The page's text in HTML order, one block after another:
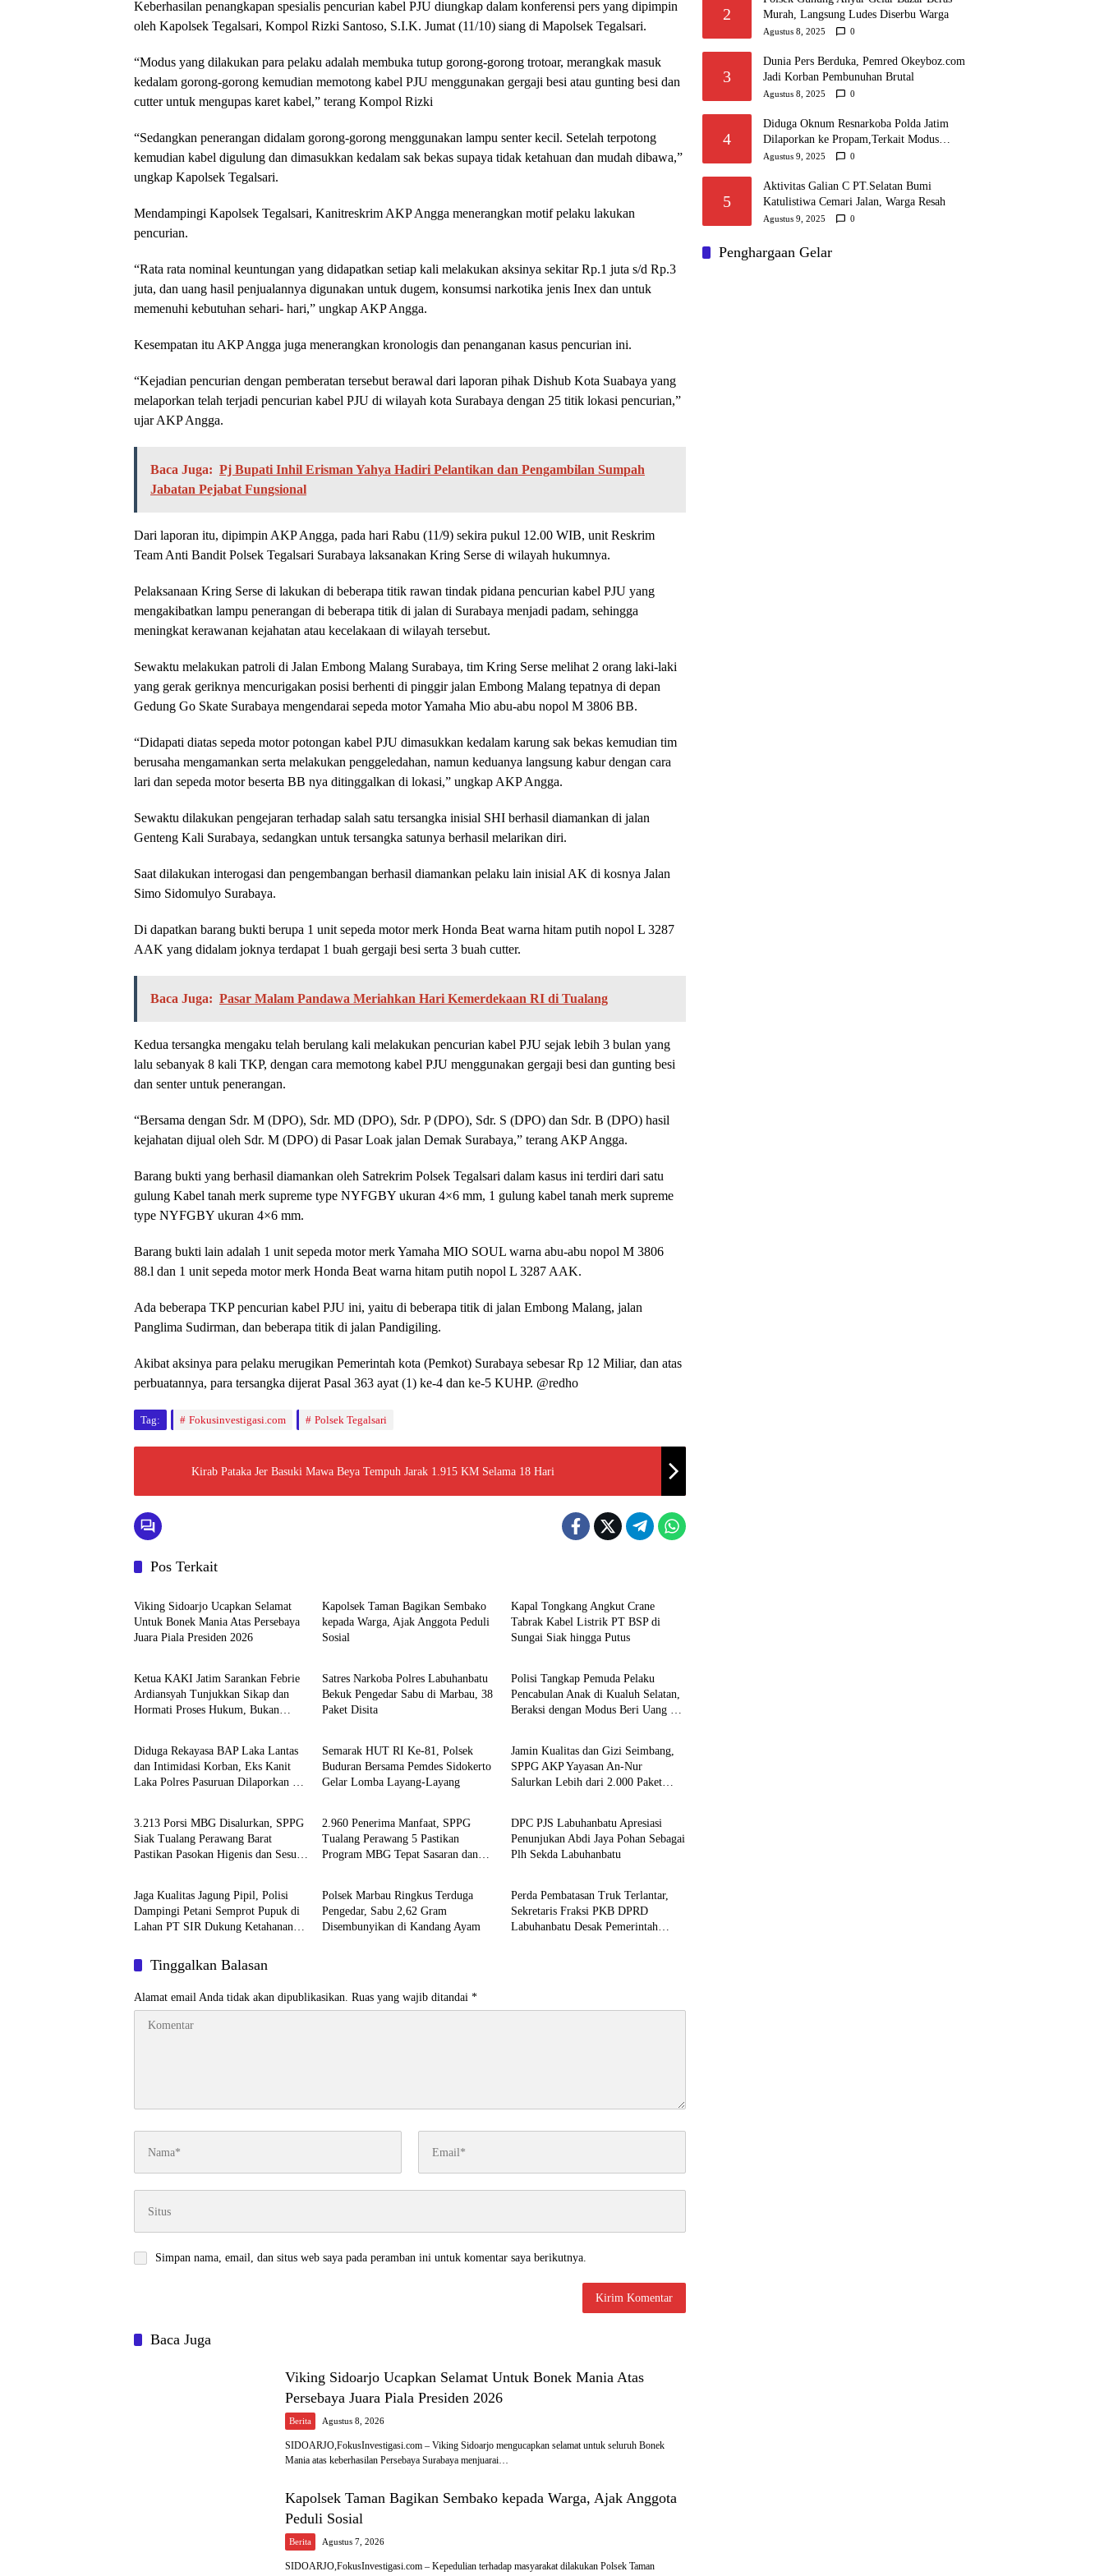
Keberhasilan penangkapan spesialis pencurian kabel PJU diungkap dalam konferensi pers yang dipimpin
oleh Kapolsek Tegalsari, Kompol Rizki Santoso, S.I.K. Jumat (11/10) siang di Mapolsek Tegalsari.
“Modus yang dilakukan para pelaku adalah membuka tutup gorong-gorong trotoar, merangkak masuk
kedalam gorong-gorong kemudian memotong kabel PJU menggunakan gergaji besi atau gunting besi dan
cutter untuk mengupas karet kabel,” terang Kompol Rizki
“Sedangkan penerangan didalam gorong-gorong menggunakan lampu senter kecil. Setelah terpotong
kemudian kabel digulung dan dimasukkan kedalam sak bekas supaya tidak ketahuan dan mudah dibawa,”
ungkap Kapolsek Tegalsari.
Mendampingi Kapolsek Tegalsari, Kanitreskrim AKP Angga menerangkan motif pelaku lakukan
pencurian.
“Rata rata nominal keuntungan yang didapatkan setiap kali melakukan aksinya sekitar Rp.1 juta s/d Rp.3
juta, dan uang hasil penjualannya digunakan untuk dugem, konsumsi narkotika jenis Inex dan untuk
memenuhi kebutuhan sehari- hari,” ungkap AKP Angga.
Kesempatan itu AKP Angga juga menerangkan kronologis dan penanganan kasus pencurian ini.
“Kejadian pencurian dengan pemberatan tersebut berawal dari laporan pihak Dishub Kota Suabaya yang
melaporkan telah terjadi pencurian kabel PJU di wilayah kota Surabaya dengan 25 titik lokasi pencurian,”
ujar AKP Angga.
Baca Juga: Pj Bupati Inhil Erisman Yahya Hadiri Pelantikan dan Pengambilan Sumpah
Jabatan Pejabat Fungsional
Dari laporan itu, dipimpin AKP Angga, pada hari Rabu (11/9) sekira pukul 12.00 WIB, unit Reskrim
Team Anti Bandit Polsek Tegalsari Surabaya laksanakan Kring Serse di wilayah hukumnya.
Pelaksanaan Kring Serse di lakukan di beberapa titik rawan tindak pidana pencurian kabel PJU yang
mengakibatkan lampu penerangan di beberapa titik di jalan di Surabaya menjadi padam, sehingga
meningkat kerawanan kejahatan atau kecelakaan di wilayah tersebut.
Sewaktu melakukan patroli di Jalan Embong Malang Surabaya, tim Kring Serse melihat 2 orang laki-laki
yang gerak geriknya mencurigakan posisi berhenti di pinggir jalan Embong Malang tepatnya di depan
Gedung Go Skate Surabaya mengendarai sepeda motor Yamaha Mio abu-abu nopol M 3806 BB.
“Didapati diatas sepeda motor potongan kabel PJU dimasukkan kedalam karung sak bekas kemudian tim
berusaha mengamankan serta melakukan penggeledahan, namun keduanya langsung kabur dengan cara
lari dan sepeda motor beserta BB nya ditinggalkan di lokasi,” ungkap AKP Angga.
Sewaktu dilakukan pengejaran terhadap salah satu tersangka inisial SHI berhasil diamankan di jalan
Genteng Kali Surabaya, sedangkan untuk tersangka satunya berhasil melarikan diri.
Saat dilakukan interogasi dan pengembangan berhasil diamankan pelaku lain inisial AK di kosnya Jalan
Simo Sidomulyo Surabaya.
Di dapatkan barang bukti berupa 1 unit sepeda motor merk Honda Beat warna hitam putih nopol L 3287
AAK yang didalam joknya terdapat 1 buah gergaji besi serta 3 buah cutter.
Baca Juga: Pasar Malam Pandawa Meriahkan Hari Kemerdekaan RI di Tualang
Kedua tersangka mengaku telah berulang kali melakukan pencurian kabel PJU sejak lebih 3 bulan yang
lalu sebanyak 8 kali TKP, dengan cara memotong kabel PJU menggunakan gergaji besi dan gunting besi
dan senter untuk penerangan.
“Bersama dengan Sdr. M (DPO), Sdr. MD (DPO), Sdr. P (DPO), Sdr. S (DPO) dan Sdr. B (DPO) hasil
kejahatan dijual oleh Sdr. M (DPO) di Pasar Loak jalan Demak Surabaya,” terang AKP Angga.
Barang bukti yang berhasil diamankan oleh Satrekrim Polsek Tegalsari dalam kasus ini terdiri dari satu
gulung Kabel tanah merk supreme type NYFGBY ukuran 4×6 mm, 1 gulung kabel tanah merk supreme
type NYFGBY ukuran 4×6 mm.
Barang bukti lain adalah 1 unit sepeda motor merk Yamaha MIO SOUL warna abu-abu nopol M 3806
88.l dan 1 unit sepeda motor merk Honda Beat warna hitam putih nopol L 3287 AAK.
Ada beberapa TKP pencurian kabel PJU ini, yaitu di beberapa titik di jalan Embong Malang, jalan
Panglima Sudirman, dan beberapa titik di jalan Pandigiling.
Akibat aksinya para pelaku merugikan Pemerintah kota (Pemkot) Surabaya sebesar Rp 12 Miliar, dan atas
perbuatannya, para tersangka dijerat Pasal 363 ayat (1) ke-4 dan ke-5 KUHP. @redho
Tag: Fokusinvestigasi.com Polsek Tegalsari
Kirab Pataka Jer Basuki Mawa Beya Tempuh Jarak 1.915 KM Selama 18 Hari
Pos Terkait
Berita
Viking Sidoarjo Ucapkan Selamat
Untuk Bonek Mania Atas Persebaya
Juara Piala Presiden 2026
Kapolsek Taman Bagikan Sembako
kepada Warga, Ajak Anggota Peduli
Sosial
Kapal Tongkang Angkut Crane
Tabrak Kabel Listrik PT BSP di
Sungai Siak hingga Putus
Ketua KAKI Jatim Sarankan Febrie
Ardiansyah Tunjukkan Sikap dan
Hormati Proses Hukum, Bukan
Satres Narkoba Polres Labuhanbatu
Bekuk Pengedar Sabu di Marbau, 38
Paket Disita
Berita
Polisi Tangkap Pemuda Pelaku
Pencabulan Anak di Kualuh Selatan,
Beraksi dengan Modus Beri Uang ke
Diduga Rekayasa BAP Laka Lantas
dan Intimidasi Korban, Eks Kanit
Laka Polres Pasuruan Dilaporkan ke
Semarak HUT RI Ke-81, Polsek
Buduran Bersama Pemdes Sidokerto
Gelar Lomba Layang-Layang
Jamin Kualitas dan Gizi Seimbang,
SPPG AKP Yayasan An-Nur
Salurkan Lebih dari 2.000 Paket
3.213 Porsi MBG Disalurkan, SPPG
Siak Tualang Perawang Barat
Pastikan Pasokan Higenis dan Sesuai
2.960 Penerima Manfaat, SPPG
Tualang Perawang 5 Pastikan
Program MBG Tepat Sasaran dan
DPC PJS Labuhanbatu Apresiasi
Penunjukan Abdi Jaya Pohan Sebagai
Plh Sekda Labuhanbatu
Jaga Kualitas Jagung Pipil, Polisi
Dampingi Petani Semprot Pupuk di
Lahan PT SIR Dukung Ketahanan
Berita
Polsek Marbau Ringkus Terduga
Pengedar, Sabu 2,62 Gram
Disembunyikan di Kandang Ayam
Perda Pembatasan Truk Terlantar,
Sekretaris Fraksi PKB DPRD
Labuhanbatu Desak Pemerintah
Tinggalkan Balasan
Alamat email Anda tidak akan dipublikasikan. Ruas yang wajib ditandai *
Simpan nama, email, dan situs web saya pada peramban ini untuk komentar saya berikutnya.
Baca Juga
Viking Sidoarjo Ucapkan Selamat Untuk Bonek Mania Atas
Persebaya Juara Piala Presiden 2026
Berita Agustus 8, 2026
SIDOARJO,FokusInvestigasi.com – Viking Sidoarjo mengucapkan selamat untuk seluruh Bonek
Mania atas keberhasilan Persebaya Surabaya menjuarai…
Kapolsek Taman Bagikan Sembako kepada Warga, Ajak Anggota
Peduli Sosial
Berita Agustus 7, 2026
SIDOARJO,FokusInvestigasi.com – Kepedulian terhadap masyarakat dilakukan Polsek Taman
2
Murah, Langsung Ludes Diserbu Warga
Agustus 8, 2025 0
3
Dunia Pers Berduka, Pemred Okeyboz.com
Jadi Korban Pembunuhan Brutal
Agustus 8, 2025 0
4
Diduga Oknum Resnarkoba Polda Jatim
Dilaporkan ke Propam,Terkait Modus
Rehabilitasi,Puluhan Juta Raib
Agustus 9, 2025 0
5
Aktivitas Galian C PT.Selatan Bumi
Katulistiwa Cemari Jalan, Warga Resah
Agustus 9, 2025 0
Penghargaan Gelar